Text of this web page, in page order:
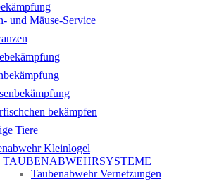
und Mäuse-Service
bekämpfen
Tiere
Kleinlogel
TAUBENABWEHRSYSTEME
Taubenabwehr Vernetzungen